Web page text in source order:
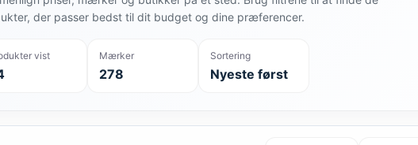
der passer bedst til dit budget og dine præferencer.
vist Mærker
278
Sortering
Nyeste først